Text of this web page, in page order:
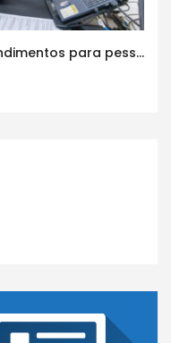
Meu SUS Digital amplia teleatendimentos para pessoas com problemas com jogos e apostas